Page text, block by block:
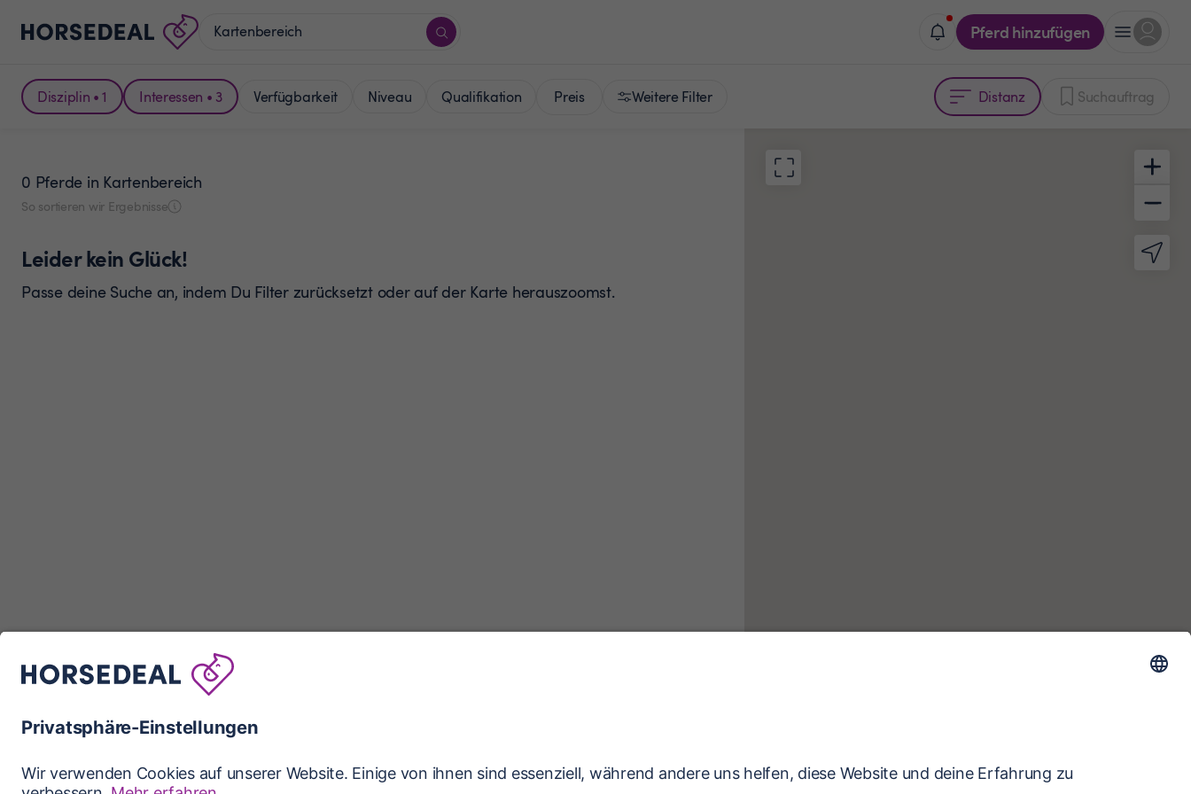
Pferd hinzufügen
Disziplin • 1 Interessen • 3 Verfügbarkeit Niveau Qualifikation Preis Weitere Filter Distanz Suchauftrag
0 Pferde in Kartenbereich
So sortieren wir Ergebnisse
Leider kein Glück!
Passe deine Suche an, indem Du Filter zurücksetzt oder auf der Karte herauszoomst.